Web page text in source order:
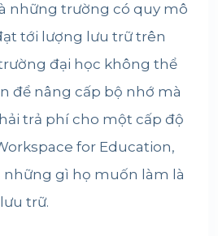
những trường có quy mô
tới lượng lưu trữ trên
trường đại học không thể
để nâng cấp bộ nhớ mà
trả phí cho một cấp độ
for Education,
những gì họ muốn làm là
trữ.